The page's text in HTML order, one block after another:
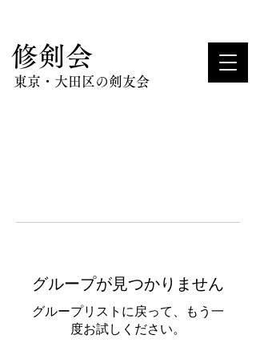
​修剣会
東京・大田区の剣友会
グループが見つかりません
グループリストに戻って、もう一
度お試しください。